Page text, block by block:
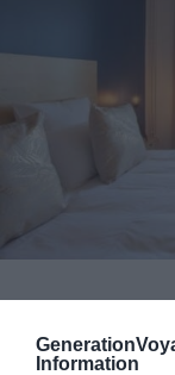
Information
📍Lieu :Voir